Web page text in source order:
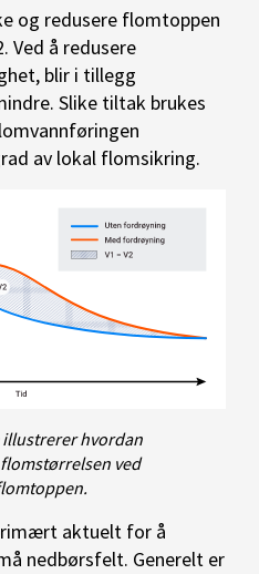
og redusere flomtoppen
Ved å redusere
blir i tillegg
Slike tiltak brukes
av lokal flomsikring.
illustrerer hvordan
ved
aktuelt for å
nedbørsfelt. Generelt er